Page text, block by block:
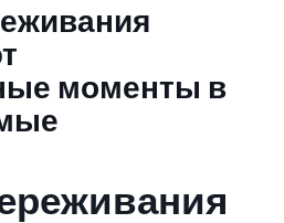
моменты в